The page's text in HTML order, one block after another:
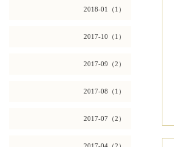
2018-01（1）
2017-10（1）
2017-09（2）
2017-08（1）
2017-07（2）